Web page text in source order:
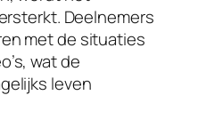
Deelnemers
met de situaties
wat de
leven